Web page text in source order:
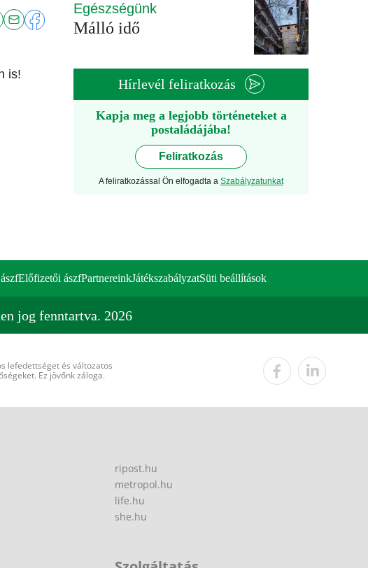
is!
Egészségünk
Málló idő
Hírlevél feliratkozás
Kapja meg a legjobb történeteket a
postaládájába!
Feliratkozás
A feliratkozással Ön elfogadta a Szabályzatunkat
Előfizetői ászfPartnereinkJátékszabályzatSüti beállítások
jog fenntartva. 2026
lefedettséget és változatos
Ez jövőnk záloga.
ripost.hu
metropol.hu
life.hu
she.hu